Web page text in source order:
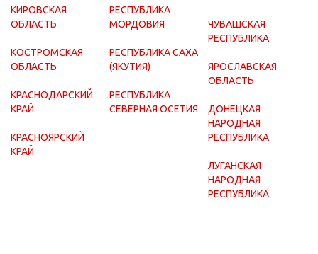
КИРОВСКАЯ
ОБЛАСТЬ
КОСТРОМСКАЯ
ОБЛАСТЬ
КРАСНОДАРСКИЙ
КРАЙ
КРАСНОЯРСКИЙ
КРАЙ
РЕСПУБЛИКА
МОРДОВИЯ
РЕСПУБЛИКА САХА
(ЯКУТИЯ)
РЕСПУБЛИКА
СЕВЕРНАЯ ОСЕТИЯ
ЧУВАШСКАЯ
РЕСПУБЛИКА
ЯРОСЛАВСКАЯ
ОБЛАСТЬ
ДОНЕЦКАЯ
НАРОДНАЯ
РЕСПУБЛИКА
ЛУГАНСКАЯ
НАРОДНАЯ
РЕСПУБЛИКА